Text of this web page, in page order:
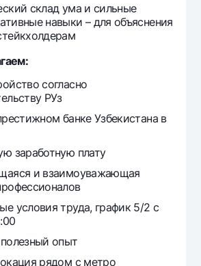
склад ума и сильные
навыки – для объяснения
согласно
РУз
банке Узбекистана в
заработную плату
и взаимоуважающая
условия труда, график 5/2 с
опыт
рядом с метро